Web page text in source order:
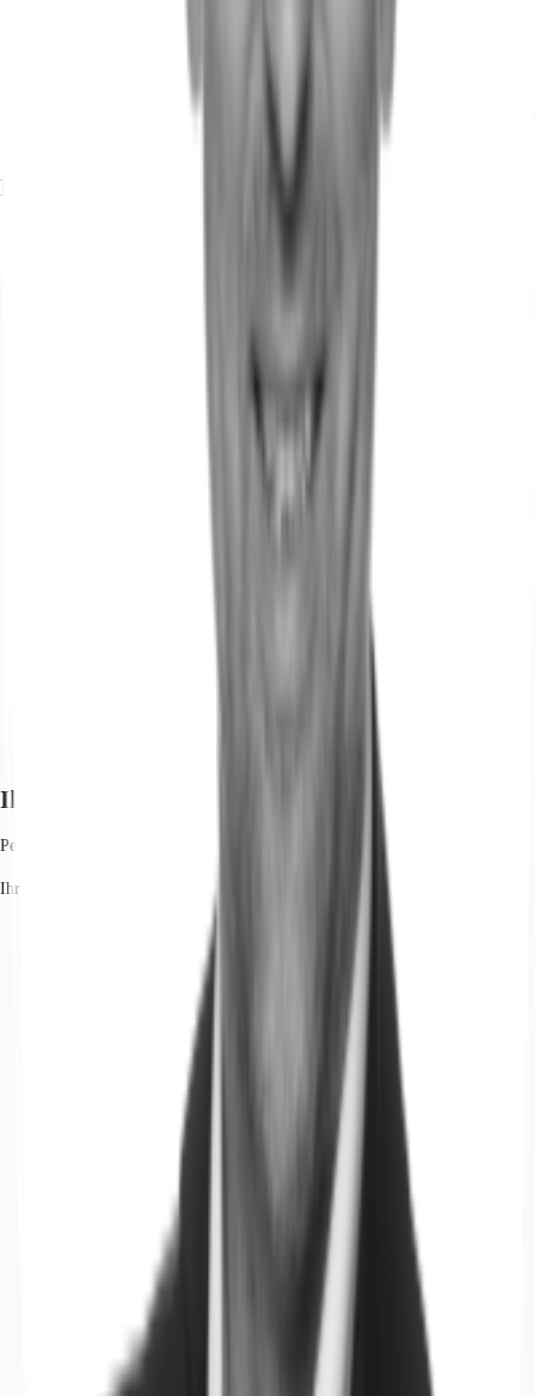
Exposé herunterladen
Ihr Kontakt
Peter Gent
Ihr Kontakt